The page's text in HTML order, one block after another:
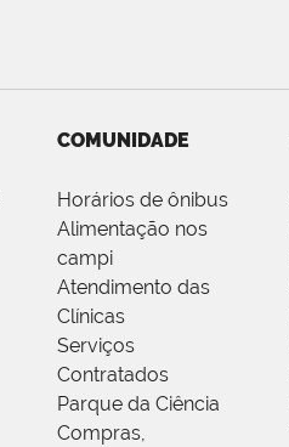
COMUNIDADE
Horários de ônibus
Alimentação nos
campi
Atendimento das
Clínicas
Serviços
Contratados
Parque da Ciência
Compras,